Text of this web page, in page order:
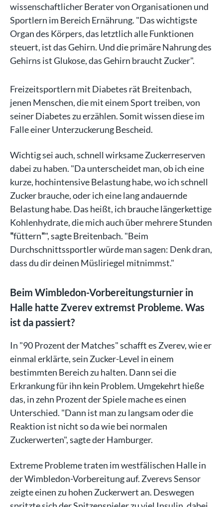
wissenschaftlicher Berater von Organisationen und
Sportlern im Bereich Ernährung. "Das wichtigste
Organ des Körpers, das letztlich alle Funktionen
steuert, ist das Gehirn. Und die primäre Nahrung des
Gehirns ist Glukose, das Gehirn braucht Zucker".
Freizeitsportlern mit Diabetes rät Breitenbach,
jenen Menschen, die mit einem Sport treiben, von
seiner Diabetes zu erzählen. Somit wissen diese im
Falle einer Unterzuckerung Bescheid.
Wichtig sei auch, schnell wirksame Zuckerreserven
dabei zu haben. "Da unterscheidet man, ob ich eine
kurze, hochintensive Belastung habe, wo ich schnell
Zucker brauche, oder ich eine lang andauernde
Belastung habe. Das heißt, ich brauche längerkettige
Kohlenhydrate, die mich auch über mehrere Stunden
"füttern"", sagte Breitenbach. "Beim
Durchschnittssportler würde man sagen: Denk dran,
dass du dir deinen Müsliriegel mitnimmst."
Beim Wimbledon-Vorbereitungsturnier in
Halle hatte Zverev extremst Probleme. Was
ist da passiert?
In "90 Prozent der Matches" schafft es Zverev, wie er
einmal erklärte, sein Zucker-Level in einem
bestimmten Bereich zu halten. Dann sei die
Erkrankung für ihn kein Problem. Umgekehrt hieße
das, in zehn Prozent der Spiele mache es einen
Unterschied. "Dann ist man zu langsam oder die
Reaktion ist nicht so da wie bei normalen
Zuckerwerten", sagte der Hamburger.
Extreme Probleme traten im westfälischen Halle in
der Wimbledon-Vorbereitung auf. Zverevs Sensor
zeigte einen zu hohen Zuckerwert an. Deswegen